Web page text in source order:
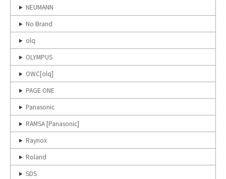
NEUMANN
No Brand
olq
OLYMPUS
OWC[olq]
PAGE ONE
Panasonic
RAMSA [Panasonic]
Raynox
Roland
SDS